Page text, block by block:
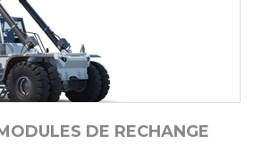
DE RECHANGE